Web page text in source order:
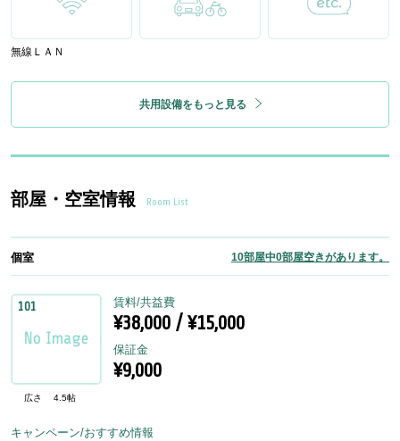
無線ＬＡＮ
共用設備をもっと見る
部屋・空室情報 Room List
個室 10部屋中0部屋空きがあります。
101
広さ 4.5帖
賃料/共益費
¥38,000 / ¥15,000
保証金
¥9,000
キャンペーン/おすすめ情報